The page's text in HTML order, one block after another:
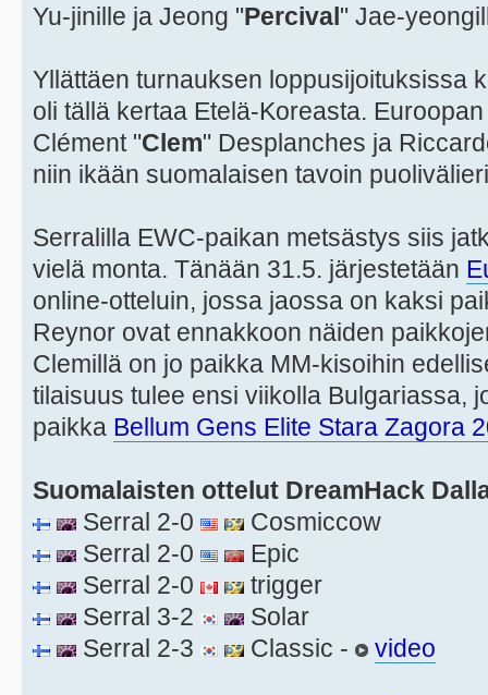
Yu-jinille ja Jeong "Percival" Jae-
Yllättäen turnauksen loppusijoituksissa
oli tällä kertaa Etelä-Koreasta.
Clément "Clem" Desplanches ja
niin ikään suomalaisen tavoin
Serralilla EWC-paikan metsästys siis
vielä monta. Tänään 31.5. järjestetään
online-otteluin, jossa jaossa on kaksi
Reynor ovat ennakkoon näiden
Clemillä on jo paikka MM-kisoihin
tilaisuus tulee ensi viikolla Bulgariassa,
paikka Bellum Gens Elite Stara Zagora
Suomalaisten ottelut DreamHack
Serral 2-0
Cosmiccow
Serral 2-0
Epic
Serral 2-0
trigger
Serral 3-2
Solar
Serral 2-3
Classic - video